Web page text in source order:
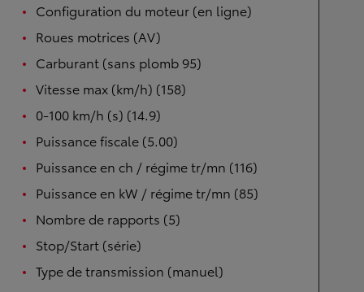
Configuration du moteur (en ligne)
Roues motrices (AV)
Carburant (sans plomb 95)
Vitesse max (km/h) (158)
0-100 km/h (s) (14.9)
Puissance fiscale (5.00)
Puissance en ch / régime tr/mn (116)
Puissance en kW / régime tr/mn (85)
Nombre de rapports (5)
Stop/Start (série)
Type de transmission (manuel)